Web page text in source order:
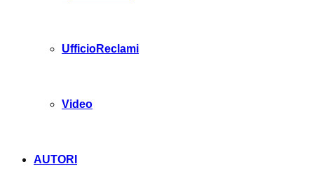
UfficioReclami
Video
AUTORI